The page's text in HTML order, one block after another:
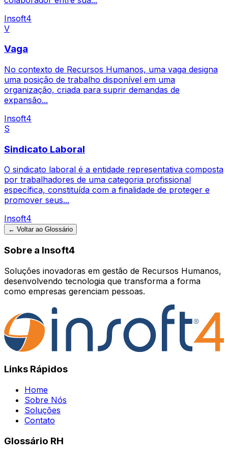
Insoft4
V
Vaga
No contexto de Recursos Humanos, uma vaga designa
uma posição de trabalho disponível em uma
organização, criada para suprir demandas de
expansão...
Insoft4
S
Sindicato Laboral
O sindicato laboral é a entidade representativa composta
por trabalhadores de uma categoria profissional
específica, constituída com a finalidade de proteger e
promover seus...
Insoft4
← Voltar ao Glossário
Sobre a Insoft4
Soluções inovadoras em gestão de Recursos Humanos,
desenvolvendo tecnologia que transforma a forma
como empresas gerenciam pessoas.
Links Rápidos
Home
Sobre Nós
Soluções
Contato
Glossário RH